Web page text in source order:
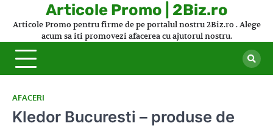
Articole Promo | 2Biz.ro
Articole Promo pentru firme de pe portalul nostru 2Biz.ro . Alege
acum sa iti promovezi afacerea cu ajutorul nostru.
AFACERI
Kledor Bucuresti – produse de